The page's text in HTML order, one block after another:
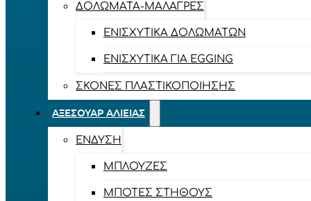
ΔΟΛΏΜΑΤΑ-ΜΑΛΆΓΡΕΣ
ΕΝΙΣΧΥΤΙΚΆ ΔΟΛΩΜΆΤΩΝ
ΕΝΙΣΧΥΤΙΚΆ ΓΙΑ EGGING
ΣΚΌΝΕΣ ΠΛΑΣΤΙΚΟΠΟΊΗΣΗΣ
ΑΞΕΣΟΥΆΡ ΑΛΙΕΊΑΣ
ΈΝΔΥΣΗ
ΜΠΛΟΎΖΕΣ
ΜΠΌΤΕΣ ΣΤΉΘΟΥΣ